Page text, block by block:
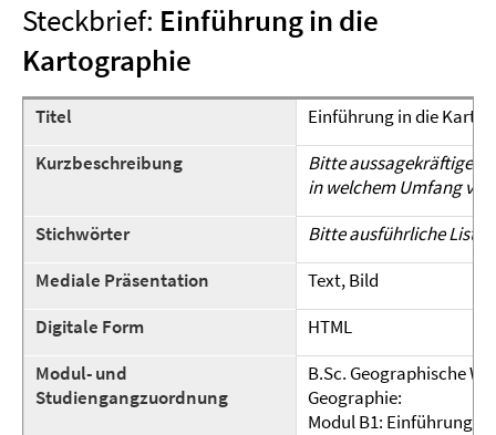
Steckbrief: Einführung in die
Kartographie
Titel
Einführung in die
Kurzbeschreibung
Bitte aussagekräftige
in welchem Umfang
Stichwörter
Bitte ausführliche Liste
Mediale Präsentation
Text, Bild
Digitale Form
HTML
Modul- und
Studiengangzuordnung
B.Sc. Geographische
Geographie:
Modul B1: Einführung